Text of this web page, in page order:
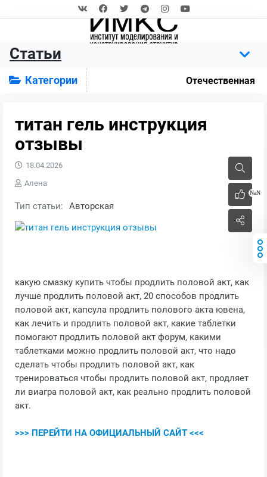
Статьи
Категории Отечественная
титан гель инструкция
отзывы
NaN
18.04.2026
Алена
Тип статьи: Авторская
какую смазку купить чтобы продлить половой акт, как
лучше продлить половой акт, 20 способов продлить
половой акт, капсула продлить полового акта ювена,
как лечить и продлить половой акт, какие таблетки
помогают продлить половой акт форум, какими
таблетками можно продлить половой акт, что надо
сделать чтобы продлить половой акт, как
тренироваться чтобы продлить половой акт, продляет
ли виагра половой акт, как реально продлить половой
акт.
>>> ПЕРЕЙТИ НА ОФИЦИАЛЬНЫЙ САЙТ <<<